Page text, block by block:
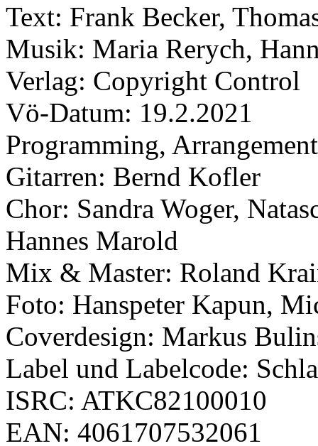
Text: Frank Becker,
Musik: Maria Rerych,
Verlag: Copyright Control
Vö-Datum: 19.2.2021
Programming,
Gitarren: Bernd Kofler
Chor: Sandra Woger,
Hannes Marold
Mix & Master: Roland
Foto: Hanspeter Kapun,
Coverdesign: Markus
Label und Labelcode:
ISRC: ATKC82100010
EAN: 4061707532061